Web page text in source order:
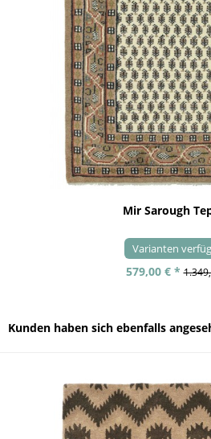
Mir Sarough
Varianten
579,00 € *
Kunden haben sich ebenfalls